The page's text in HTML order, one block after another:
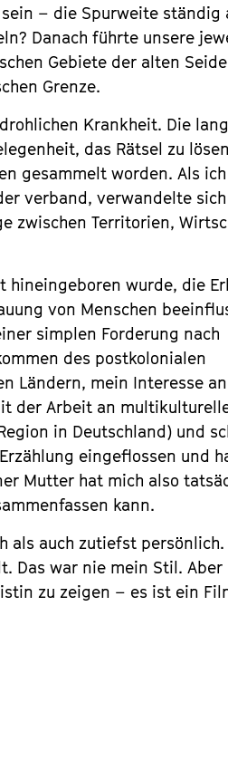
– die Spurweite ständig
Danach führte unsere
Gebiete der alten
Grenze.
Krankheit. Die
das Rätsel zu
gesammelt worden. Als
verband, verwandelte sich
zwischen Territorien,
hineingeboren wurde, die
von Menschen
simplen Forderung nach
des postkolonialen
Ländern, mein Interesse
der Arbeit an
in Deutschland) und
eingeflossen und
Mutter hat mich also
kann.
als auch zutiefst
Das war nie mein Stil. Aber
zu zeigen – es ist ein